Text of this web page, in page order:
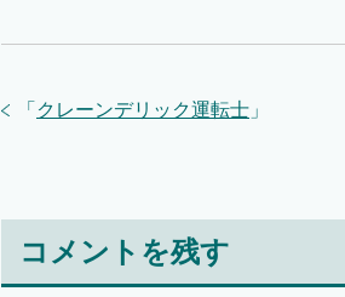
「 クレーンデリック運転士 」
コメントを残す